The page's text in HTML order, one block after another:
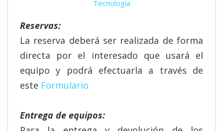
Tecnología
Reservas:
La reserva deberá ser realizada de forma
directa por el interesado que usará el
equipo y podrá efectuarla a través de
este Formulario
Entrega de equipos: